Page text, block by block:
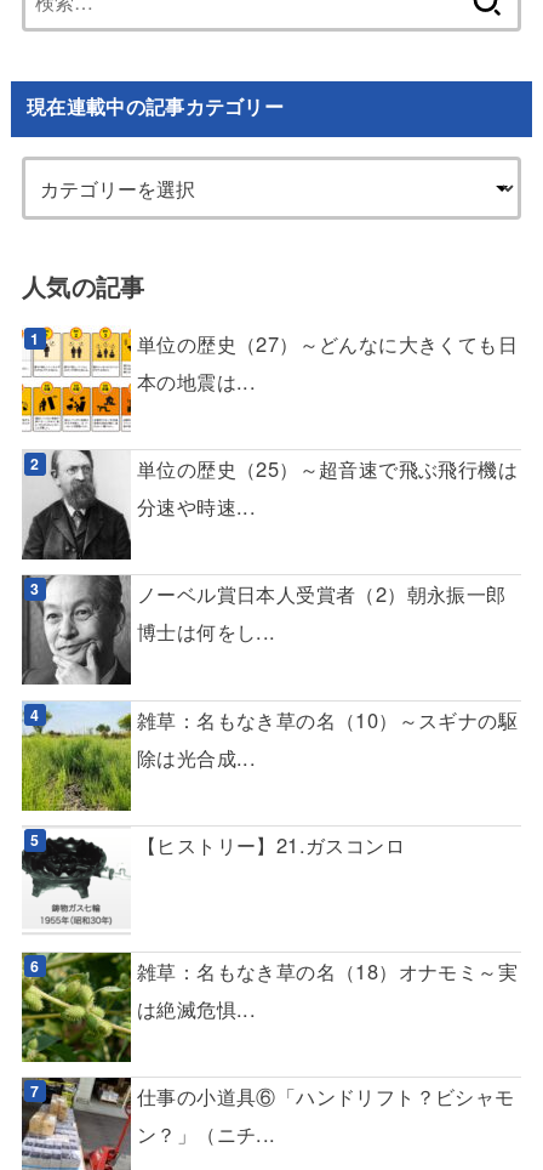
索:
現在連載中の記事カテゴリー
人気の記事
単位の歴史（27）～どんなに大きくても日
本の地震は...
単位の歴史（25）～超音速で飛ぶ飛行機は
分速や時速...
ノーベル賞日本人受賞者（2）朝永振一郎
博士は何をし...
雑草：名もなき草の名（10）～スギナの駆
除は光合成...
【ヒストリー】21.ガスコンロ
雑草：名もなき草の名（18）オナモミ～実
は絶滅危惧...
仕事の小道具⑥「ハンドリフト？ビシャモ
ン？」（ニチ...